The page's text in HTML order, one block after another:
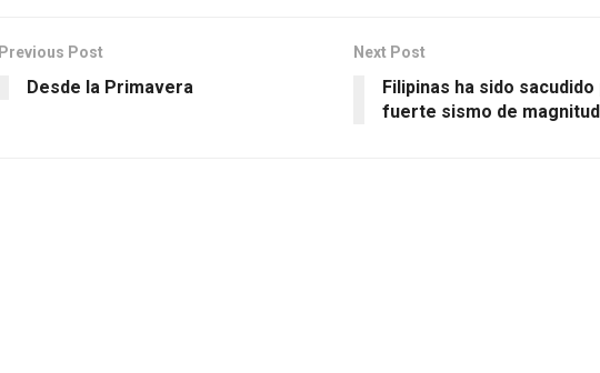
Previous Post
Desde la Primavera
Next Post
Filipinas ha sido sacudido
fuerte sismo de